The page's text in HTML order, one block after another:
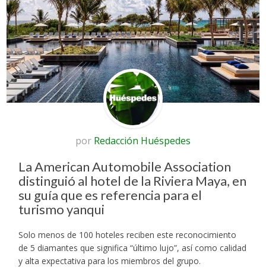
por Redacción Huéspedes
La American Automobile Association
distinguió al hotel de la Riviera Maya, en
su guía que es referencia para el
turismo yanqui
Solo menos de 100 hoteles reciben este reconocimiento
de 5 diamantes que significa “último lujo”, así como calidad
y alta expectativa para los miembros del grupo.